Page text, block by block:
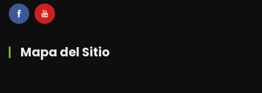
Mapa del Sitio